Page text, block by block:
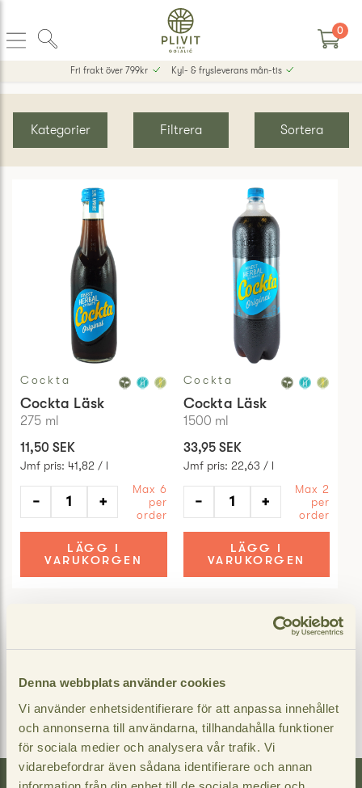
Denna webbplats använder cookies
Vi använder enhetsidentifierare för att anpassa innehållet
och annonserna till användarna, tillhandahålla funktioner
för sociala medier och analysera vår trafik. Vi
vidarebefordrar även sådana identifierare och annan
0
Fri frakt över 799kr Kyl- & frysleverans mån-tis
Kategorier Filtrera Sortera
Cockta
Cockta Läsk
275 ml
11,50 SEK
Jmf pris: 41,82 / l
− +
Max 6
per
order
LÄGG I
VARUKORGEN
Cockta
Cockta Läsk
1500 ml
33,95 SEK
Jmf pris: 22,63 / l
− +
Max 2
per
order
LÄGG I
VARUKORGEN